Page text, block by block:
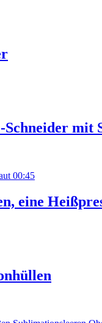
mit
00:45
eine